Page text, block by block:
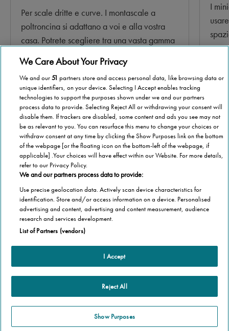
Per scale dritte e curve. I montascale a
poltroncina si adattano a voi e alla vostra
casa. Potrete scegliere tra una vasta gamma
Per saperne di più >
I
non
Per
Scorri per maggiori informazioni
Homepage
Perché Stannah
Stannah Point vicino a te
Stannah ti cambia la vita!
Organismo di vigilanza
Stannah @ 2026
We Care About Your Privacy
We and our51 partners store and access personal data, like browsing data or
unique identifiers, on your device. Selecting I Accept enables tracking
technologies to support the purposes shown under we and our partners
process data to provide. Selecting Reject All or withdrawing your consent will
disable them. If trackers are disabled, some content and ads you see may not
be as relevant to you. You can resurface this menu to change your choices or
withdraw consent at any time by clicking the Show Purposes link on the bottom
of the webpage [or the floating icon on the bottom-left of the webpage, if
applicable] .Your choices will have effect within our Website. For more details,
refer to our Privacy Policy.
We and our partners process data to provide:
Use precise geolocation data. Actively scan device characteristics for
identification. Store and/or access information on a device. Personalised
advertising and content, advertising and content measurement, audience
research and services development.
List of Partners (vendors)
I Accept
Reject All
Show Purposes